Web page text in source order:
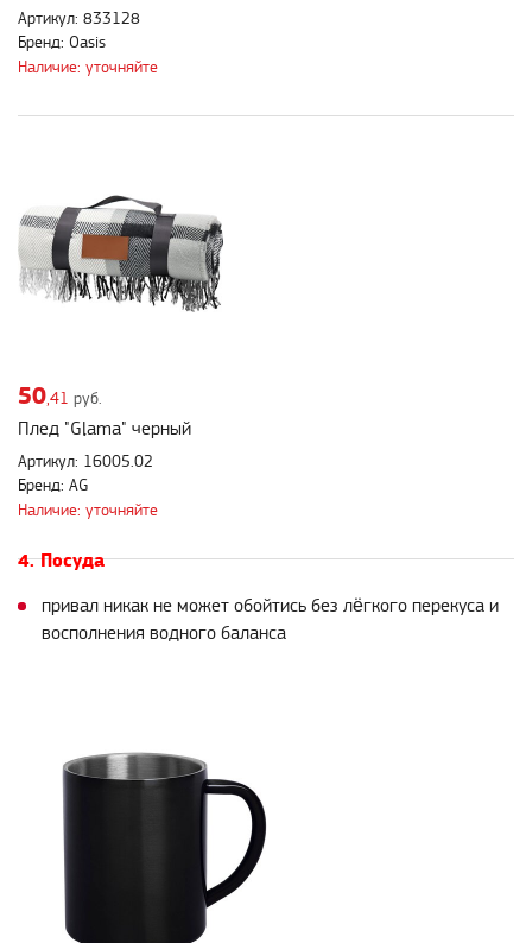
Артикул: 833128
Бренд: Oasis
Наличие: уточняйте
50,41 руб.
Плед "Glama" черный
Артикул: 16005.02
Бренд: AG
Наличие: уточняйте
4. Посуда
привал никак не может обойтись без лёгкого перекуса и
восполнения водного баланса